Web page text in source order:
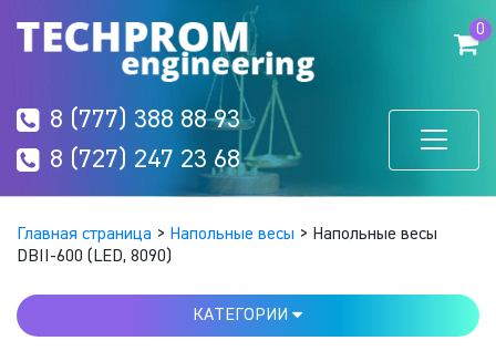
0
8 (777) 388 88 93
8 (727) 247 23 68
Главная страница > Напольные весы > Напольные весы
DBII-600 (LED, 8090)
КАТЕГОРИИ